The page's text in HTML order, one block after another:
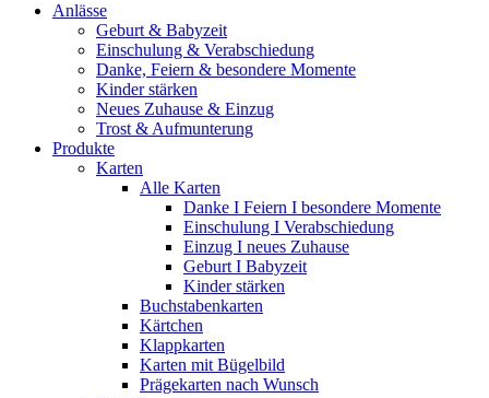
Anlässe
Geburt & Babyzeit
Einschulung & Verabschiedung
Danke, Feiern & besondere Momente
Kinder stärken
Neues Zuhause & Einzug
Trost & Aufmunterung
Produkte
Karten
Alle Karten
Danke I Feiern I besondere Momente
Einschulung I Verabschiedung
Einzug I neues Zuhause
Geburt I Babyzeit
Kinder stärken
Buchstabenkarten
Kärtchen
Klappkarten
Karten mit Bügelbild
Prägekarten nach Wunsch